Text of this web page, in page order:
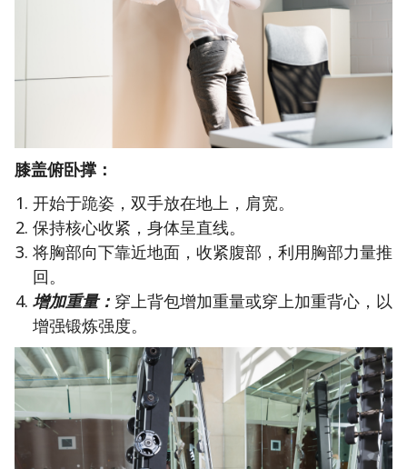
膝盖俯卧撑：
开始于跪姿，双手放在地上，肩宽。
保持核心收紧，身体呈直线。
将胸部向下靠近地面，收紧腹部，利用胸部力量推
回。
增加重量： 穿上背包增加重量或穿上加重背心，以
增强锻炼强度。